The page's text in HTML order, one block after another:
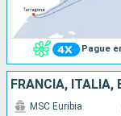
Pague
FRANCIA, ITALIA,
MSC Euribia